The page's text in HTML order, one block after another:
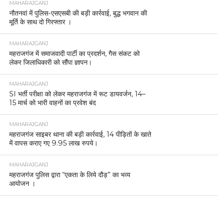
MAHARAJGANJ
नौतनवां में पुलिस-एसएसबी की बड़ी कार्रवाई, बुद्ध भगवान की
मूर्ति के साथ दो गिरफ्तार ।
MAHARAJGANJ
महराजगंज में समाजवादी पार्टी का प्रदर्शन, गैस संकट को
लेकर जिलाधिकारी को सौंपा ज्ञापन।
MAHARAJGANJ
SI भर्ती परीक्षा को लेकर महराजगंज में रूट डायवर्जन, 14–
15 मार्च को भारी वाहनों का प्रवेश बंद
MAHARAJGANJ
महराजगंज साइबर थाना की बड़ी कार्रवाई, 14 पीड़ितों के खाते
में वापस कराए गए 9.95 लाख रुपये।
MAHARAJGANJ
महराजगंज पुलिस द्वारा “एकता के लिये दौड़” का भव्य
आयोजन ।